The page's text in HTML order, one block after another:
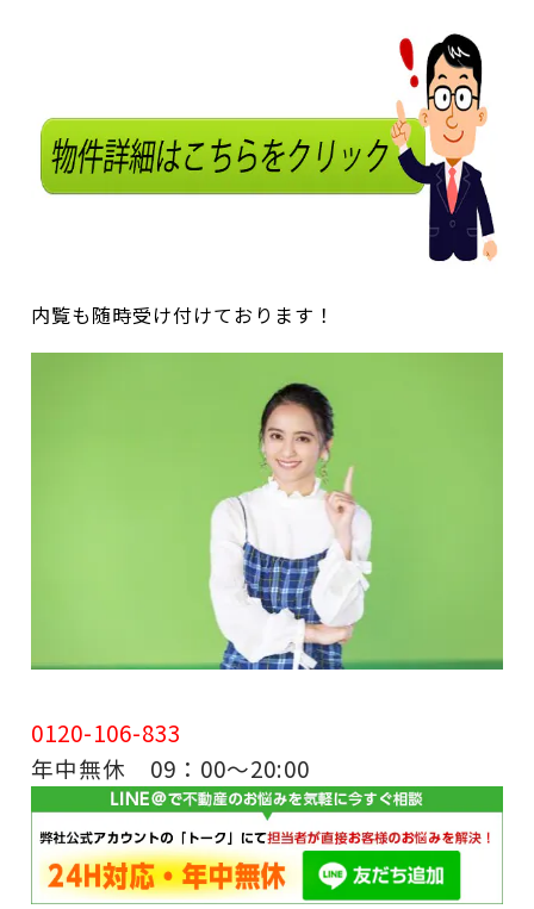
内覧も随時受け付けております！
0120-106-833
年中無休 09：00～20:00